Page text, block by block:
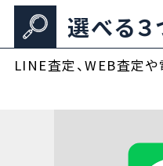
選べる
LINE査定、WEB査定や